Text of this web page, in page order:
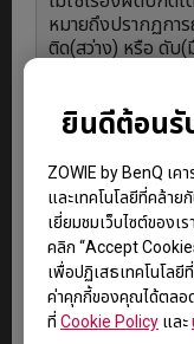
ยินดีต้อน
ZOWIE by BenQ เค
และเทคโนโลยีที่คล้าย
เยี่ยมชมเว็บไซต์ของเ
คลิก “Accept
เพื่อปฏิเสธเทคโนโล
ค่าคุกกี้ของคุณได้ตลอ
ที่ Cookie Policy และ
หมายถึงปรากฏกา
ติด(สว่าง) หรือ ดับ(
เรื่องปกติที่เกิดขึ้
โดยรวมของหน้าจ
สำหรับข้อมูลเพิ่มเ
Pixel Policy ของ
สอบว่ามีจำนวนขอ
ภายใต้ระยะเวลารั
ความบกพร่องและ
ได้